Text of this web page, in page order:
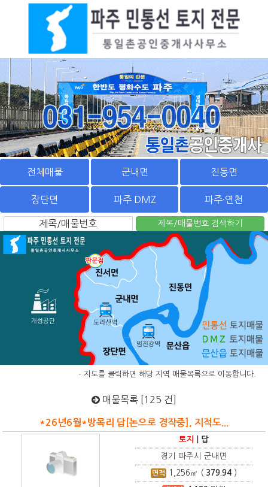
전체매물 군내면 진동면
장단면 파주 DMZ 파주·연천
- 지도를 클릭하면 해당 지역 매물목록으로 이동합니다.
매물목록 [125 건]
*26년6월*방목리 답[논으로 경작중], 지적도...
토지 답
경기 파주시 군내면
면적 1,256 ㎡ ( 379.94 )